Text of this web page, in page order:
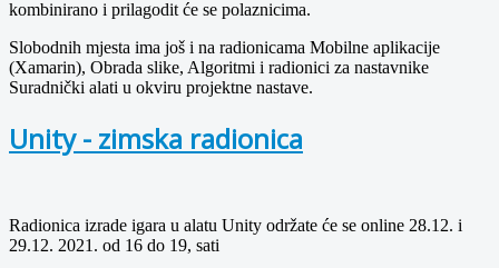
kombinirano i prilagodit će se polaznicima.
Slobodnih mjesta ima još i na radionicama Mobilne aplikacije
(Xamarin), Obrada slike, Algoritmi i radionici za nastavnike
Suradnički alati u okviru projektne nastave.
Unity - zimska radionica
Radionica izrade igara u alatu Unity održate će se online 28.12. i
29.12. 2021. od 16 do 19, sati